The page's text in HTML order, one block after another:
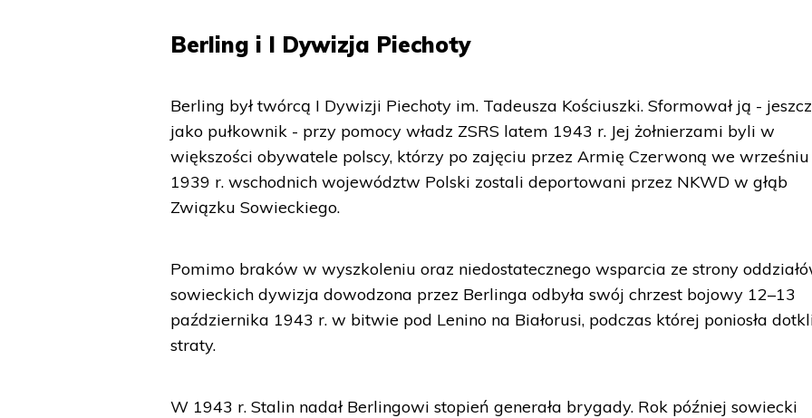
Berling i I Dywizja Piechoty
Berling był twórcą I Dywizji Piechoty im. Tadeusza Kościuszki. Sformował ją -
jako pułkownik - przy pomocy władz ZSRS latem 1943 r. Jej żołnierzami byli w
większości obywatele polscy, którzy po zajęciu przez Armię Czerwoną we wrześniu
1939 r. wschodnich województw Polski zostali deportowani przez NKWD w głąb
Związku Sowieckiego.
Pomimo braków w wyszkoleniu oraz niedostatecznego wsparcia ze strony
sowieckich dywizja dowodzona przez Berlinga odbyła swój chrzest bojowy 12–13
października 1943 r. w bitwie pod Lenino na Białorusi, podczas której poniosła
straty.
W 1943 r. Stalin nadał Berlingowi stopień generała brygady. Rok później sowiecki